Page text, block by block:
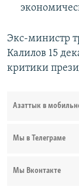
Экс-министр
Калилов 15
критики
Азаттык в
Мы в Телеграме
Мы Вконтакте